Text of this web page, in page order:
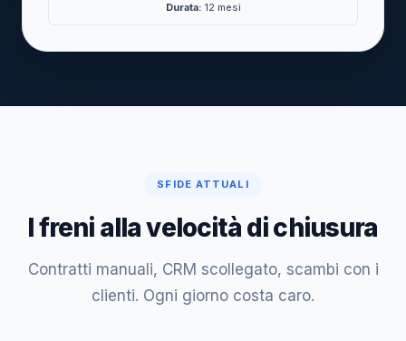
Durata: 12 mesi
SFIDE ATTUALI
I freni alla velocità di chiusura
Contratti manuali, CRM scollegato, scambi con i
clienti. Ogni giorno costa caro.